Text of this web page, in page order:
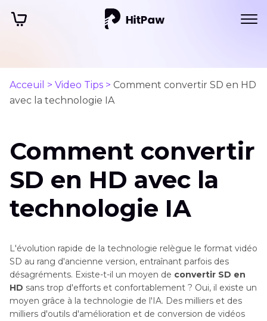
Acceuil > Video Tips > Comment convertir SD en HD
avec la technologie IA
Comment convertir
SD en HD avec la
technologie IA
L'évolution rapide de la technologie relègue le format vidéo
SD au rang d'ancienne version, entraînant parfois des
désagréments. Existe-t-il un moyen de convertir SD en
HD sans trop d'efforts et confortablement ? Oui, il existe un
moyen grâce à la technologie de l'IA. Des milliers et des
milliers d'outils d'amélioration et de conversion de vidéos